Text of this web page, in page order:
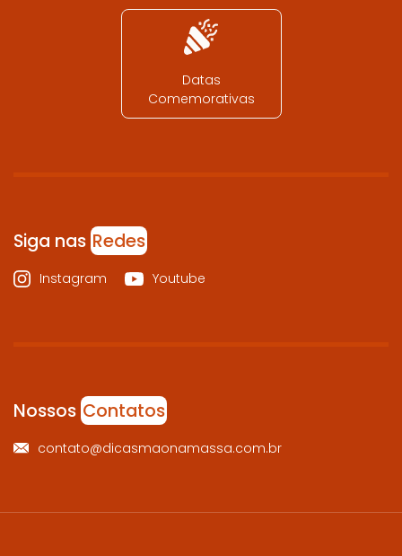
Datas
Comemorativas
Siga nas Redes
Instagram Youtube
Nossos Contatos
contato@dicasmaonamassa.com.br